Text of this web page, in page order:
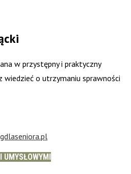
w przystępny i praktyczny
wiedzieć o utrzymaniu sprawności